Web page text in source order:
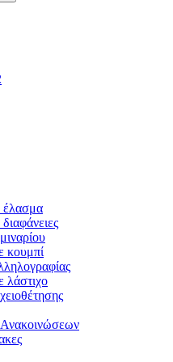
έλασμα
κουμπί
λάστιχο